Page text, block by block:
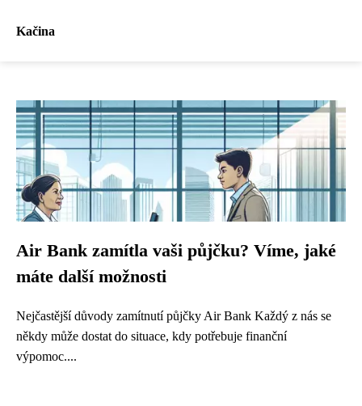
Kačina
Air Bank zamítla vaši půjčku? Víme, jaké
máte další možnosti
Nejčastější důvody zamítnutí půjčky Air Bank Každý z nás se
někdy může dostat do situace, kdy potřebuje finanční
výpomoc....